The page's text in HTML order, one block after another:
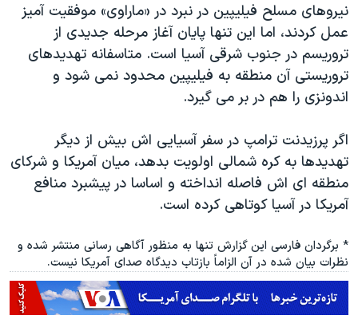
نیروهای مسلح فیلیپین در نبرد در «ماراوی» موفقیت آمیز
عمل کردند، اما این تنها پایان آغاز مرحله جدیدی از
تروریسم در جنوب شرقی آسیا است. متاسفانه تهدیدهای
تروریستی آن منطقه به فیلیپین محدود نمی شود و
اندونزی را هم در بر می گیرد.
اگر پرزیدنت ترامپ در سفر آسیایی اش بیش از دیگر
تهدیدها به کره شمالی اولویت بدهد، میان آمریکا و شرکای
منطقه ای اش فاصله انداخته و اساسا در پیشبرد منافع
آمریکا در آسیا کوتاهی کرده است.
* برگردان فارسی این گزارش تنها به منظور آگاهی رسانی منتشر شده و
نظرات بیان شده در آن الزاماً بازتاب دیدگاه صدای آمریکا نیست.